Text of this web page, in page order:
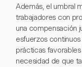
Además, el umbral
trabajadores con
una compensación
esfuerzos
prácticas
necesidad de que